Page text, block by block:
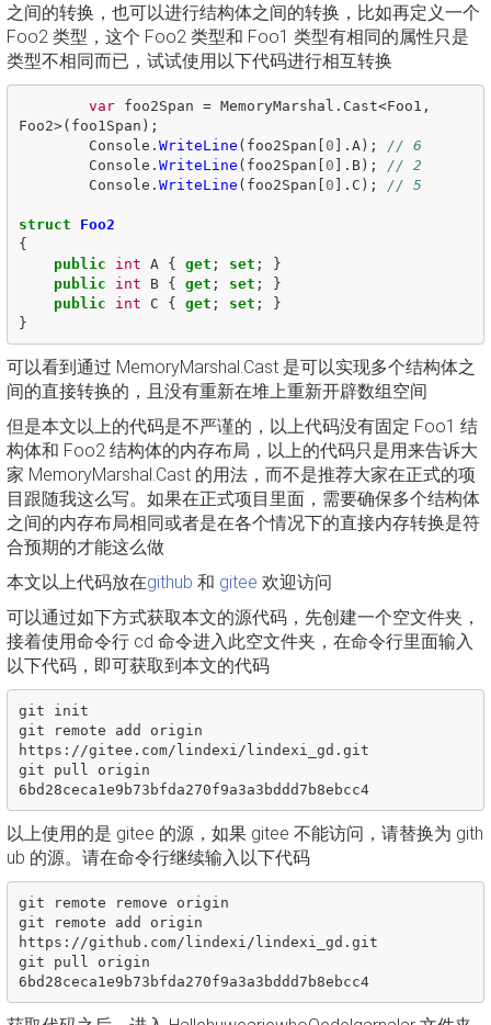
之间的转换，也可以进行结构体之间的转换，比如再定义一个
Foo2 类型，这个 Foo2 类型和 Foo1 类型有相同的属性只是
类型不相同而已，试试使用以下代码进行相互转换
var foo2Span = MemoryMarshal . Cast<Foo1 ,
Foo2>( foo1Span );
Console . WriteLine ( foo2Span [ 0 ]. A );
// 6
Console . WriteLine ( foo2Span [ 0 ]. B);
// 2
Console . WriteLine ( foo2Span [ 0 ]. C ); // 5
struct
Foo2
{
public
int A { get ; set ;
}
public
int B { get ; set ;
}
public
int C { get ; set ;
}
}
可以看到通过 MemoryMarshal.Cast 是可以实现多个结构体之
间的直接转换的，且没有重新在堆上重新开辟数组空间
但是本文以上的代码是不严谨的，以上代码没有固定 Foo1 结
构体和 Foo2 结构体的内存布局，以上的代码只是用来告诉大
家 MemoryMarshal.Cast 的用法，而不是推荐大家在正式的项
目跟随我这么写。如果在正式项目里面，需要确保多个结构体
之间的内存布局相同或者是在各个情况下的直接内存转换是符
合预期的才能这么做
本文以上代码放在github 和 gitee 欢迎访问
可以通过如下方式获取本文的源代码，先创建一个空文件夹，
接着使用命令行 cd 命令进入此空文件夹，在命令行里面输入
以下代码，即可获取到本文的代码
git init
git remote add origin
https://gitee.com/lindexi/lindexi_gd.git
git pull origin
6bd28ceca1e9b73bfda270f9a3a3bddd7b8ebcc4
以上使用的是 gitee 的源，如果 gitee 不能访问，请替换为 gith
ub 的源。请在命令行继续输入以下代码
git remote remove origin
git remote add origin
https://github.com/lindexi/lindexi_gd.git
git pull origin
6bd28ceca1e9b73bfda270f9a3a3bddd7b8ebcc4